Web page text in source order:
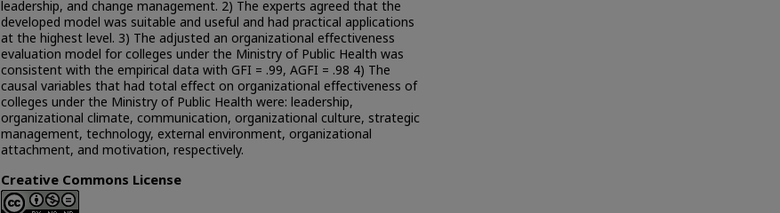
leadership, and change management. 2) The experts agreed that the
developed model was suitable and useful and had practical applications
at the highest level. 3) The adjusted an organizational effectiveness
evaluation model for colleges under the Ministry of Public Health was
consistent with the empirical data with GFI = .99, AGFI = .98 4) The
causal variables that had total effect on organizational effectiveness of
colleges under the Ministry of Public Health were: leadership,
organizational climate, communication, organizational culture, strategic
management, technology, external environment, organizational
attachment, and motivation, respectively.
Creative Commons License